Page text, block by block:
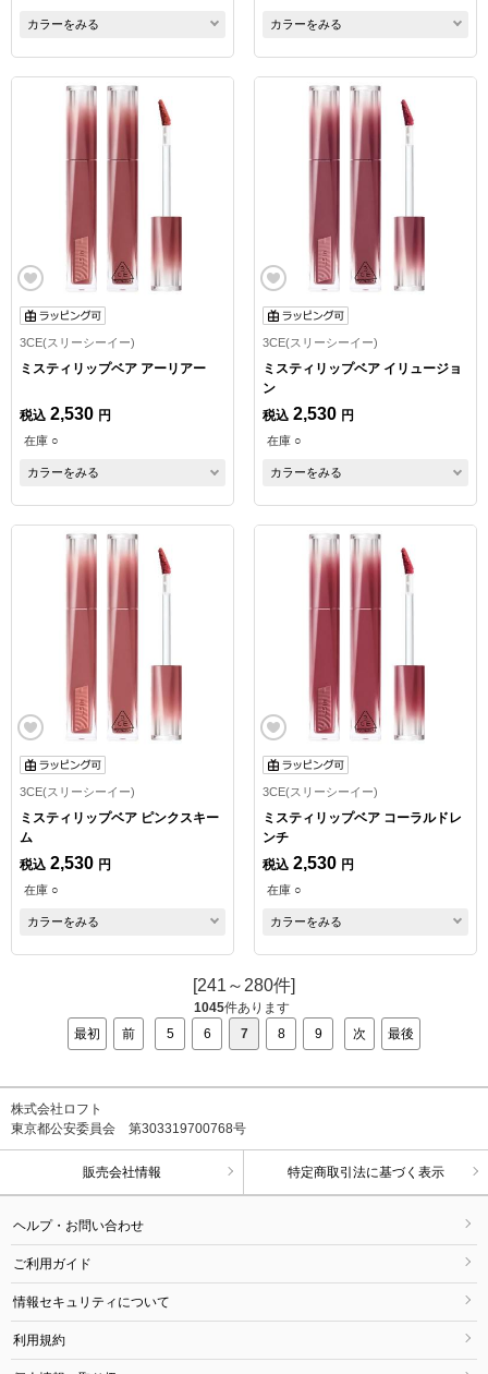
カラーをみる カラーをみる
3CE(スリーシーイー)
ミスティリップベア アーリアー
税込 2,530 円
在庫 ○
カラーをみる
3CE(スリーシーイー)
ミスティリップベア イリュージョ
ン
税込 2,530 円
在庫 ○
カラーをみる
3CE(スリーシーイー)
ミスティリップベア ピンクスキー
ム
税込 2,530 円
在庫 ○
カラーをみる
3CE(スリーシーイー)
ミスティリップベア コーラルドレ
ンチ
税込 2,530 円
在庫 ○
カラーをみる
[241～280件]
1045件あります
最初
前 5 6 7 8 9 次 最後
株式会社ロフト
東京都公安委員会 第303319700768号
販売会社情報 特定商取引法に基づく表示
ヘルプ・お問い合わせ
ご利用ガイド
情報セキュリティについて
利用規約